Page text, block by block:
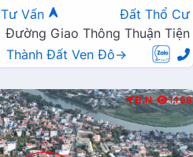
Tư Vấn
Đất Thổ Cư
Đường Giao Thông Thuận Tiện
Thành Đất Ven Đô→
Đ.N 1168